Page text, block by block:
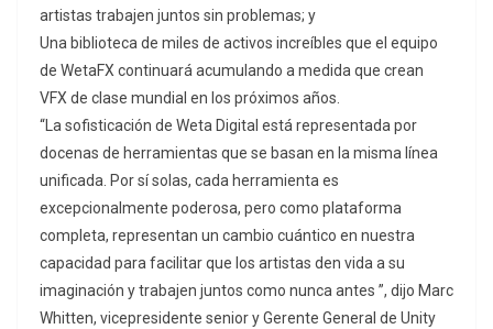
artistas trabajen juntos sin problemas; y
Una biblioteca de miles de activos increíbles que el equipo
de WetaFX continuará acumulando a medida que crean
VFX de clase mundial en los próximos años.
“La sofisticación de Weta Digital está representada por
docenas de herramientas que se basan en la misma línea
unificada. Por sí solas, cada herramienta es
excepcionalmente poderosa, pero como plataforma
completa, representan un cambio cuántico en nuestra
capacidad para facilitar que los artistas den vida a su
imaginación y trabajen juntos como nunca antes ”, dijo Marc
Whitten, vicepresidente senior y Gerente General de Unity